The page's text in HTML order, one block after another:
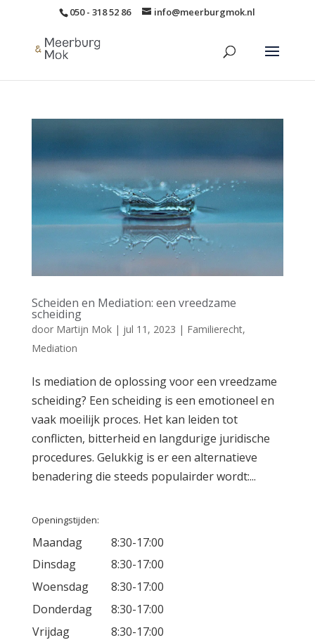
050 - 318 52 86 info@meerburgmok.nl
Scheiden en Mediation: een vreedzame
scheiding
door Martijn Mok| jul 11, 2023 | Familierecht,
Mediation
Is mediation de oplossing voor een vreedzame
scheiding? Een scheiding is een emotioneel en
vaak moeilijk proces. Het kan leiden tot
conflicten, bitterheid en langdurige juridische
procedures. Gelukkig is er een alternatieve
benadering die steeds populairder wordt:...
Openingstijden:
Maandag
8:30-17:00
Dinsdag
8:30-17:00
Woensdag
8:30-17:00
Donderdag
8:30-17:00
Vrijdag
8:30-17:00